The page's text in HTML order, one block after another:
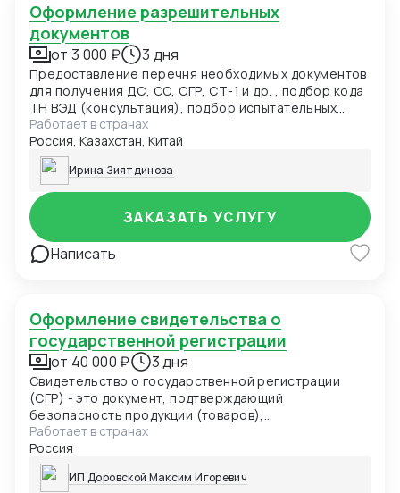
Оформление разрешительных
документов
от 3 000 ₽ 3 дня
Предоставление перечня необходимых документов
для получения ДС, СС, СГР, СТ-1 и др. , подбор кода
ТН ВЭД (консультация), подбор испытательных
лабораторий, подача заявки в центр сертификации.
Разработка нормативно-технической
документации: ТУ, ПС, РЭ, ОБ и др. для получения
ДС, СС, СГР и т.д.(от 5000руб)
Работает в странах
Россия, Казахстан, Китай
Ирина Зиятдинова
Написать
ЗАКАЗАТЬ УСЛУГУ
Оформление свидетельства о
государственной регистрации
от 40 000 ₽ 3 дня
Свидетельство о государственной регистрации
(СГР) - это документ, подтверждающий
безопасность продукции (товаров),
удостоверяющий соответствие продукции
(товаров) единым санитарно-эпидемиологическим
и гигиеническим требованиям и выдаваемый
уполномоченным органом в области санитарно-
Работает в странах
Россия
ИП Доровской Максим Игоревич